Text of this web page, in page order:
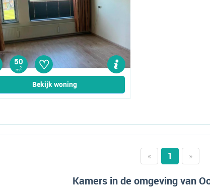
50
m2 ♡
Bekijk woning
« 1 »
Kamers in de omgeving van